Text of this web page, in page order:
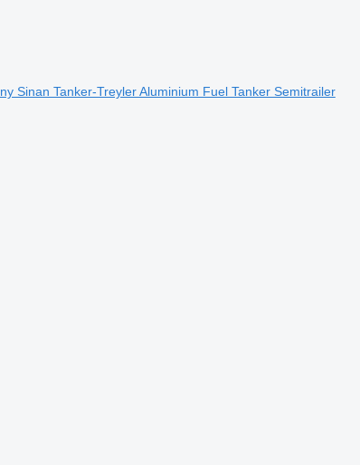
ny Sinan Tanker-Treyler Aluminium Fuel Tanker Semitrailer